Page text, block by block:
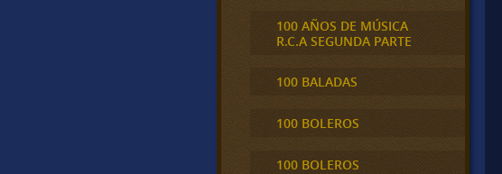
100 AÑOS DE MÚSICA
R.C.A SEGUNDA PARTE
100 BALADAS
100 BOLEROS
100 BOLEROS